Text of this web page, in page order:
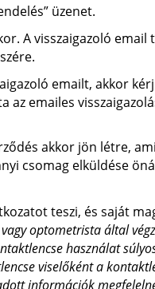
üzenet.
A visszaigazoló
emailt, akkor
az emailes
akkor jön létre,
csomag elküldése
teszi, és saját
optometrista által
használat
viselőként a
információk